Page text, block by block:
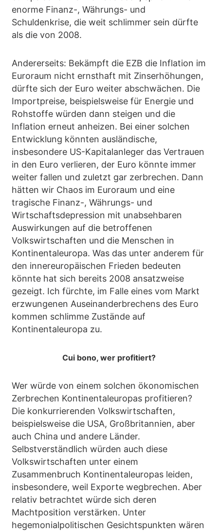
enorme Finanz-, Währungs- und
Schuldenkrise, die weit schlimmer sein dürfte
als die von 2008.
Andererseits: Bekämpft die EZB die Inflation im
Euroraum nicht ernsthaft mit Zinserhöhungen,
dürfte sich der Euro weiter abschwächen. Die
Importpreise, beispielsweise für Energie und
Rohstoffe würden dann steigen und die
Inflation erneut anheizen. Bei einer solchen
Entwicklung könnten ausländische,
insbesondere US-Kapitalanleger das Vertrauen
in den Euro verlieren, der Euro könnte immer
weiter fallen und zuletzt gar zerbrechen. Dann
hätten wir Chaos im Euroraum und eine
tragische Finanz-, Währungs- und
Wirtschaftsdepression mit unabsehbaren
Auswirkungen auf die betroffenen
Volkswirtschaften und die Menschen in
Kontinentaleuropa. Was das unter anderem für
den innereuropäischen Frieden bedeuten
könnte hat sich bereits 2008 ansatzweise
gezeigt. Ich fürchte, im Falle eines vom Markt
erzwungenen Auseinanderbrechens des Euro
kommen schlimme Zustände auf
Kontinentaleuropa zu.
Cui bono, wer profitiert?
Wer würde von einem solchen ökonomischen
Zerbrechen Kontinentaleuropas profitieren?
Die konkurrierenden Volkswirtschaften,
beispielsweise die USA, Großbritannien, aber
auch China und andere Länder.
Selbstverständlich würden auch diese
Volkswirtschaften unter einem
Zusammenbruch Kontinentaleuropas leiden,
insbesondere, weil Exporte wegbrechen. Aber
relativ betrachtet würde sich deren
Machtposition verstärken. Unter
hegemonialpolitischen Gesichtspunkten wären